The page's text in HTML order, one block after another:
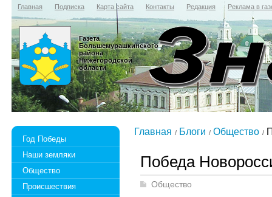
Главная Подписка Карта сайта Контакты Редакция Реклама в
Газета
Большемурашкинского
района
Нижегородской
области
Год Победы
Наши земляки
Общество
Происшествия
Главная Блоги Общество
Победа
Общество